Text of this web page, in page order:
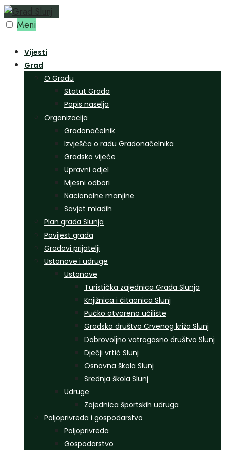
Preskoči
na Meni
Vijesti
Grad
O Gradu
Statut Grada
Popis naselja
Organizacija
Gradonačelnik
Izvješća o radu Gradonačelnika
Gradsko vijeće
Upravni odjel
Mjesni odbori
Nacionalne manjine
Savjet mladih
Plan grada Slunja
Povijest grada
Gradovi prijatelji
Ustanove i udruge
Ustanove
Turistička zajednica Grada Slunja
Knjižnica i čitaonica Slunj
Pučko otvoreno učilište
Gradsko društvo Crvenog križa Slunj
Dobrovoljno vatrogasno društvo Slunj
Dječji vrtić Slunj
Osnovna škola Slunj
Srednja škola Slunj
Udruge
Zajednica športskih udruga
Poljoprivreda i gospodarstvo
Poljoprivreda
Gospodarstvo